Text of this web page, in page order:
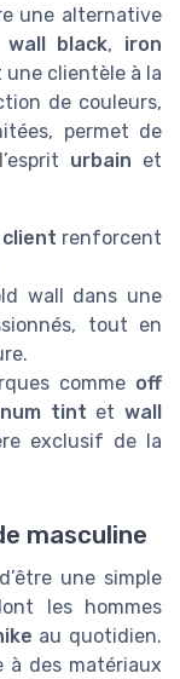
une alternative
wall black, iron
une clientèle à la
de couleurs,
permet de
urbain et
renforcent
wall dans une
tout en
comme off
tint etwall
exclusif de la
masculine
une simple
les hommes
au quotidien.
à des matériaux